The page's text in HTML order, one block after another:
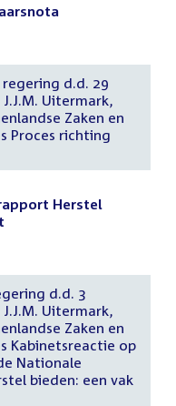
d.d. 29
Uitermark,
Zaken en
Proces richting
Herstel
d.d. 3
Uitermark,
Zaken en
Kabinetsreactie op
Nationale
bieden: een vak